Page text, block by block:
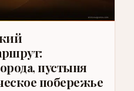
пустыня
побережье